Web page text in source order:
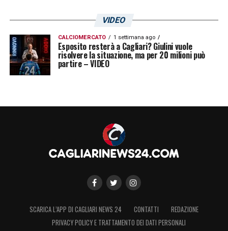
VIDEO
CALCIOMERCATO 1 settimana ago
Esposito resterà a Cagliari? Giulini vuole
risolvere la situazione, ma per 20 milioni può
partire – VIDEO
SCARICA L’APP DI CAGLIARI NEWS 24 CONTATTI
REDAZIONE
PRIVACY POLICY E TRATTAMENTO DEI DATI PERSONALI